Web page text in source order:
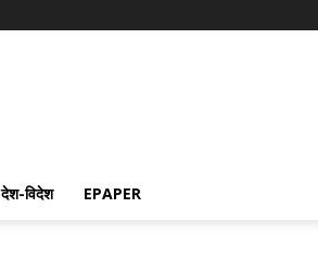
देश-विदेश EPAPER